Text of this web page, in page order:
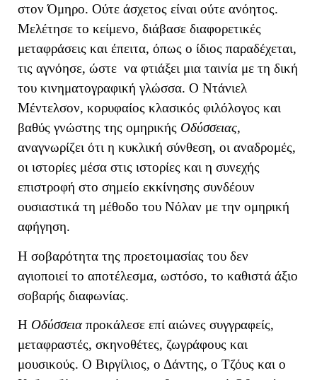
στον Όμηρο. Ούτε άσχετος είναι ούτε ανόητος.
Μελέτησε το κείμενο, διάβασε διαφορετικές
μεταφράσεις και έπειτα, όπως ο ίδιος παραδέχεται,
τις αγνόησε, ώστε να φτιάξει μια ταινία με τη δική
του κινηματογραφική γλώσσα. Ο Ντάνιελ
Μέντελσον, κορυφαίος κλασικός φιλόλογος και
βαθύς γνώστης της ομηρικής Οδύσσειας,
αναγνωρίζει ότι η κυκλική σύνθεση, οι αναδρομές,
οι ιστορίες μέσα στις ιστορίες και η συνεχής
επιστροφή στο σημείο εκκίνησης συνδέουν
ουσιαστικά τη μέθοδο του Νόλαν με την ομηρική
αφήγηση.
Η σοβαρότητα της προετοιμασίας του δεν
αγιοποιεί το αποτέλεσμα, ωστόσο, το καθιστά άξιο
σοβαρής διαφωνίας.
Η Οδύσσειαπροκάλεσε επί αιώνες συγγραφείς,
μεταφραστές, σκηνοθέτες, ζωγράφους και
μουσικούς. Ο Βιργίλιος, ο Δάντης, ο Τζόυς και ο